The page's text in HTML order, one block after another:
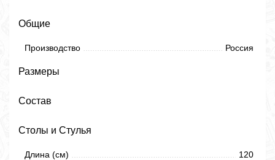
Общие
Производство Россия
Размеры
Состав
Столы и Стулья
Длина (см)
120